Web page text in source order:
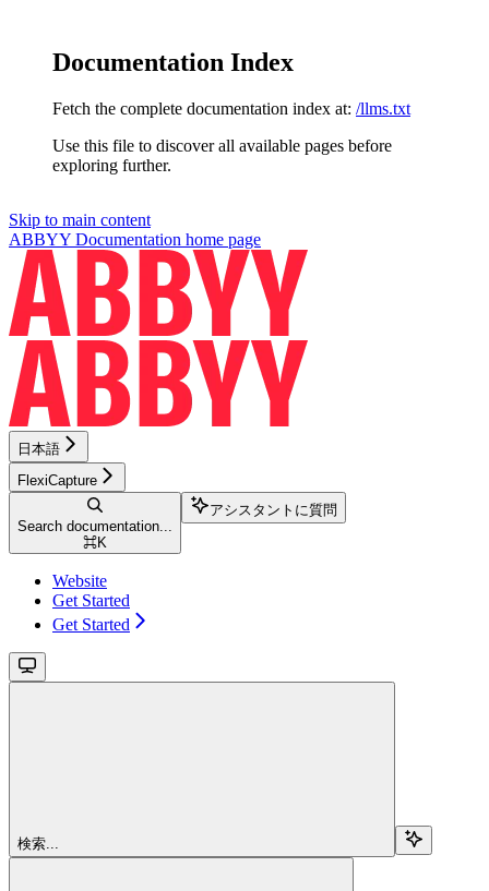
Documentation Index
Fetch the complete documentation index at: /llms.txt
Use this file to discover all available pages before
exploring further.
Skip to main content
ABBYY Documentation home page
日本語
FlexiCapture
Search documentation...
⌘K
アシスタントに質問
Website
Get Started
Get Started
検索...